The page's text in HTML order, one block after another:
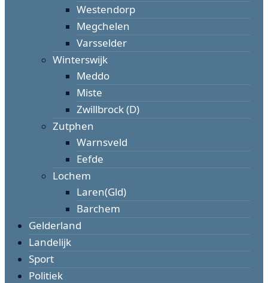
Westendorp
Megchelen
Varsselder
Winterswijk
Meddo
Miste
Zwillbrock (D)
Zutphen
Warnsveld
Eefde
Lochem
Laren(Gld)
Barchem
Gelderland
Landelijk
Sport
Politiek